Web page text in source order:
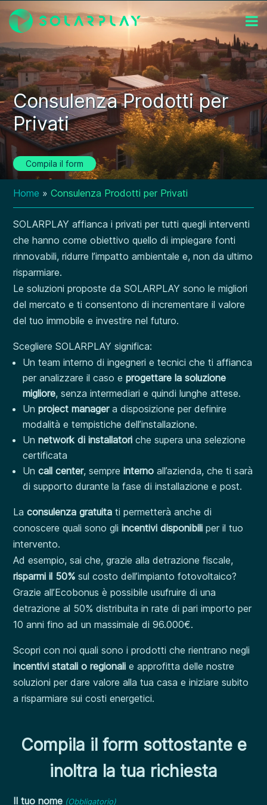
Consulenza Prodotti per
Privati
Compila il form
Home »Consulenza Prodotti per Privati
SOLARPLAY affianca i privati per tutti quegli interventi
che hanno come obiettivo quello di impiegare fonti
rinnovabili, ridurre l’impatto ambientale e, non da ultimo
risparmiare.
Le soluzioni proposte da SOLARPLAY sono le migliori
del mercato e ti consentono di incrementare il valore
del tuo immobile e investire nel futuro.
Scegliere SOLARPLAY significa:
Un team interno di ingegneri e tecnici che ti affianca
per analizzare il caso eprogettare la soluzione
migliore, senza intermediari e quindi lunghe attese.
Unproject managera disposizione per definire
modalità e tempistiche dell’installazione.
Unnetwork di installatori che supera una selezione
certificata
Uncall center, sempreinterno all’azienda, che ti sarà
di supporto durante la fase di installazione e post.
Laconsulenza gratuita ti permetterà anche di
conoscere quali sono gliincentivi disponibili per il tuo
intervento.
Ad esempio, sai che, grazie alla detrazione fiscale,
risparmi il 50% sul costo dell’impianto fotovoltaico?
Grazie all’Ecobonus è possibile usufruire di una
detrazione al 50% distribuita in rate di pari importo per
10 anni fino ad un massimale di 96.000€.
Scopri con noi quali sono i prodotti che rientrano negli
incentivi statali o regionali e approfitta delle nostre
soluzioni per dare valore alla tua casa e iniziare subito
a risparmiare sui costi energetici.
Compila il form sottostante e
inoltra la tua richiesta
Il tuo nome (Obbligatorio)